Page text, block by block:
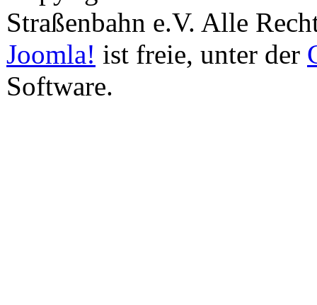
Straßenbahn e.V. Alle
Joomla! ist freie, unter der
Software.